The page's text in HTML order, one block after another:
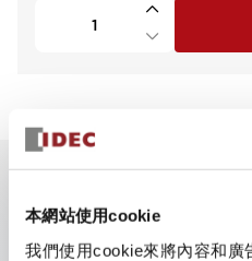
本網站使用cookie
我們使用cookie來將內容和廣
主要特點